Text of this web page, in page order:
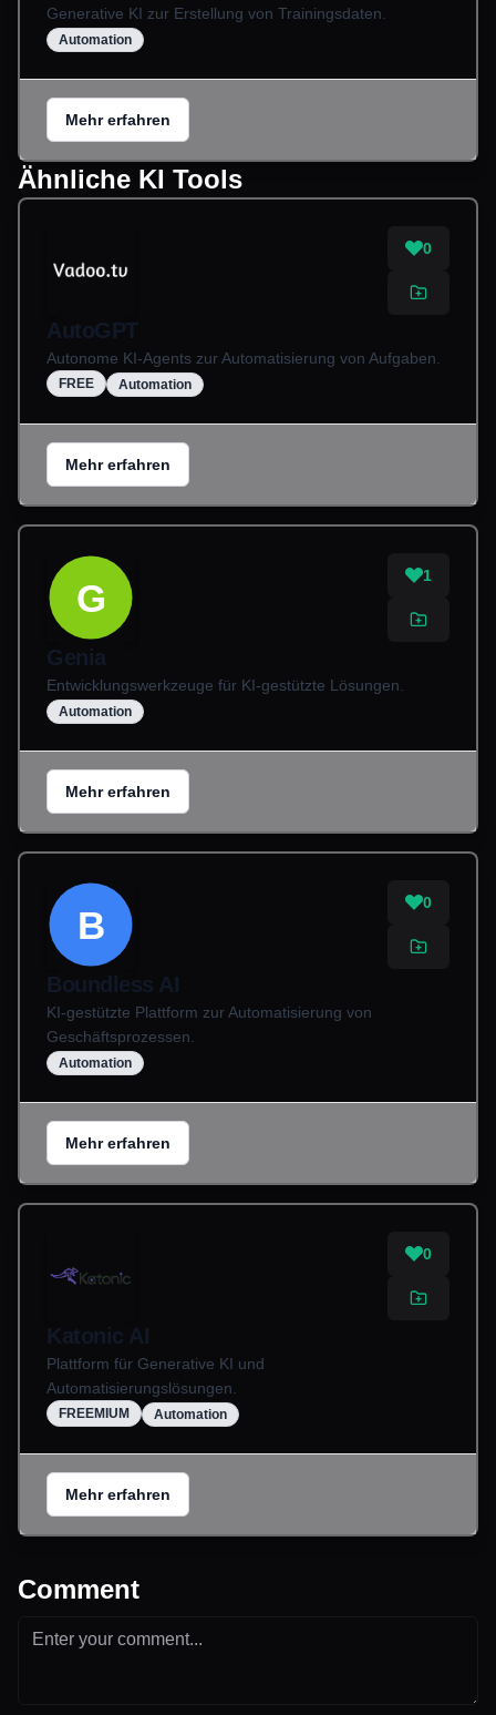
Generative KI zur Erstellung von Trainingsdaten.
Automation
Mehr erfahren
Ähnliche KI Tools
0
AutoGPT
Autonome KI-Agents zur Automatisierung von Aufgaben.
FREE Automation
Mehr erfahren
G
1
Genia
Entwicklungswerkzeuge für KI-gestützte Lösungen.
Automation
Mehr erfahren
B
0
Boundless AI
KI-gestützte Plattform zur Automatisierung von
Geschäftsprozessen.
Automation
Mehr erfahren
0
Katonic AI
Plattform für Generative KI und
Automatisierungslösungen.
FREEMIUM Automation
Mehr erfahren
Comment